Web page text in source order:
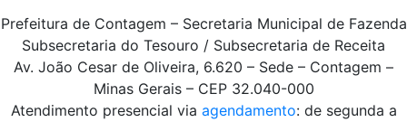
Prefeitura de Contagem – Secretaria Municipal de Fazenda
Subsecretaria do Tesouro / Subsecretaria de Receita
Av. João Cesar de Oliveira, 6.620 – Sede – Contagem –
Minas Gerais – CEP 32.040-000
Atendimento presencial via agendamento: de segunda a